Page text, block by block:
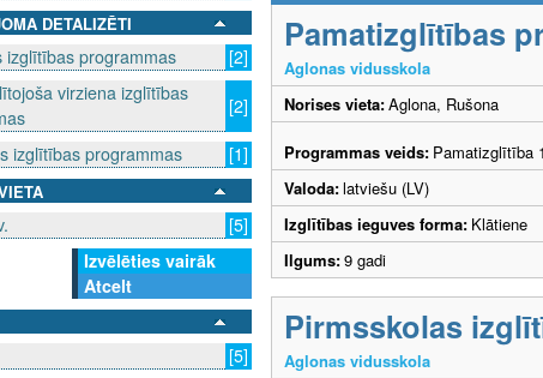
DETALIZĒTI
izglītības programmas
[2]
virziena izglītības
[2]
izglītības programmas
[1]
[5]
Izvēlēties vairāk
Atcelt
[5]
Pamatizglītības
Aglonas vidusskola
Norises vieta:Aglona, Rušona
Programmas veids: Pamatizglītība
Valoda:latviešu (LV)
Izglītības ieguves forma: Klātiene
Ilgums:9 gadi
Pirmsskolas
Aglonas vidusskola